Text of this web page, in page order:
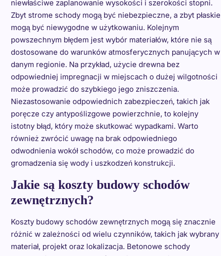
niewłaściwe zaplanowanie wysokości i szerokości stopni.
Zbyt strome schody mogą być niebezpieczne, a zbyt płaskie
mogą być niewygodne w użytkowaniu. Kolejnym
powszechnym błędem jest wybór materiałów, które nie są
dostosowane do warunków atmosferycznych panujących w
danym regionie. Na przykład, użycie drewna bez
odpowiedniej impregnacji w miejscach o dużej wilgotności
może prowadzić do szybkiego jego zniszczenia.
Niezastosowanie odpowiednich zabezpieczeń, takich jak
poręcze czy antypoślizgowe powierzchnie, to kolejny
istotny błąd, który może skutkować wypadkami. Warto
również zwrócić uwagę na brak odpowiedniego
odwodnienia wokół schodów, co może prowadzić do
gromadzenia się wody i uszkodzeń konstrukcji.
Jakie są koszty budowy schodów
zewnętrznych?
Koszty budowy schodów zewnętrznych mogą się znacznie
różnić w zależności od wielu czynników, takich jak wybrany
materiał, projekt oraz lokalizacja. Betonowe schody